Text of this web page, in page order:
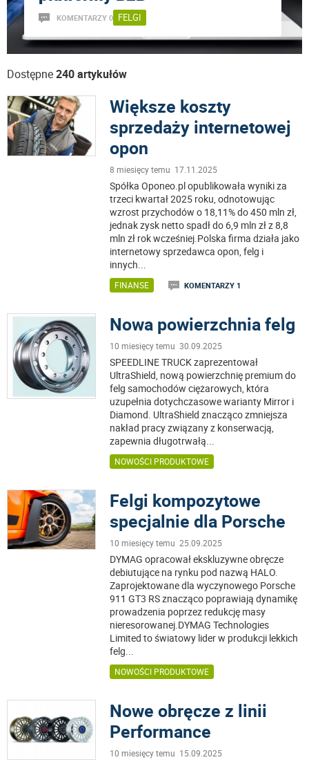
KOMENTARZY 0 FELGI
Dostępne240 artykułów
Większe koszty
sprzedaży internetowej
opon
8 miesięcy temu 17.11.2025
Spółka Oponeo.pl opublikowała wyniki za
trzeci kwartał 2025 roku, odnotowując
wzrost przychodów o 18,11% do 450 mln zł,
jednak zysk netto spadł do 6,9 mln zł z 8,8
mln zł rok wcześniej.Polska firma działa jako
internetowy sprzedawca opon, felg i
innych...
FINANSE KOMENTARZY 1
Nowa powierzchnia felg
10 miesięcy temu 30.09.2025
SPEEDLINE TRUCK zaprezentował
UltraShield, nową powierzchnię premium do
felg samochodów ciężarowych, która
uzupełnia dotychczasowe warianty Mirror i
Diamond. UltraShield znacząco zmniejsza
nakład pracy związany z konserwacją,
zapewnia długotrwałą...
NOWOŚCI PRODUKTOWE
Felgi kompozytowe
specjalnie dla Porsche
10 miesięcy temu 25.09.2025
DYMAG opracował ekskluzywne obręcze
debiutujące na rynku pod nazwą HALO.
Zaprojektowane dla wyczynowego Porsche
911 GT3 RS znacząco poprawiają dynamikę
prowadzenia poprzez redukcję masy
nieresorowanej.DYMAG Technologies
Limited to światowy lider w produkcji lekkich
felg...
NOWOŚCI PRODUKTOWE
Nowe obręcze z linii
Performance
10 miesięcy temu 15.09.2025